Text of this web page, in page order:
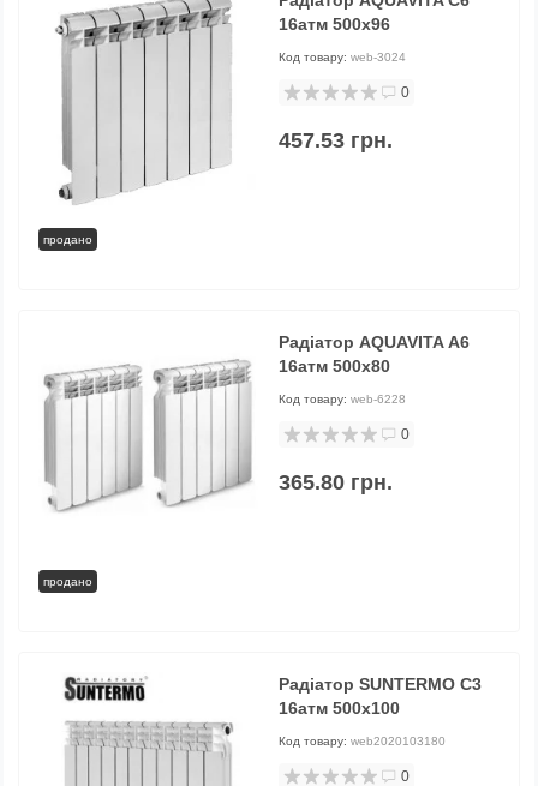
продано
16атм 500х96
Код товару: web-3024
0
457.53 грн.
продано
Радіатор AQUAVITA А6
16атм 500х80
Код товару: web-6228
0
365.80 грн.
Радіатор SUNTERMO C3
16атм 500х100
Код товару: web2020103180
0